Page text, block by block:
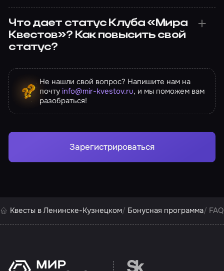
Что дает статус Клуба «Мира
Квестов»? Как повысить свой
статус?
Не нашли свой вопрос? Напишите нам на
почту info@mir-kvestov.ru, и мы поможем вам
разобраться!
Зарегистрироваться
Квесты в Ленинске-Кузнецком Бонусная программа
Перейти на сайт